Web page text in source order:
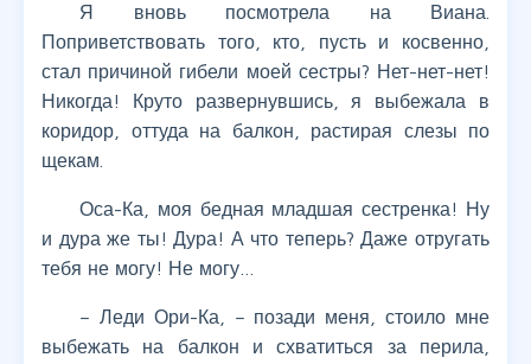
Я вновь посмотрела на Виана.
Поприветствовать того, кто, пусть и косвенно,
стал причиной гибели моей сестры? Нет-нет-нет!
Никогда! Круто развернувшись, я выбежала в
коридор, оттуда на балкон, растирая слезы по
щекам.
Оса-Ка, моя бедная младшая сестренка! Ну
и дура же ты! Дура! А что теперь? Даже отругать
тебя не могу! Не могу…
– Леди Ори-Ка, – позади меня, стоило мне
выбежать на балкон и схватиться за перила,